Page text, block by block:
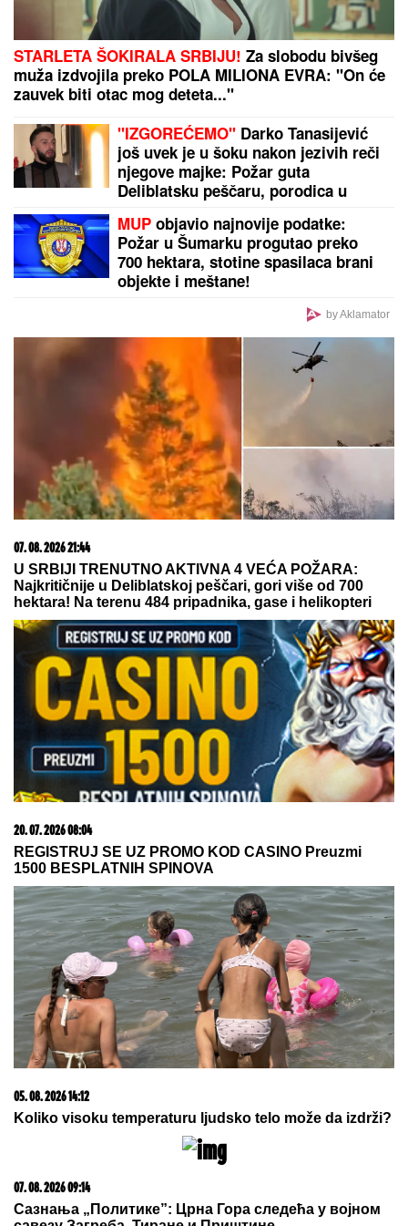
STARLETA ŠOKIRALA SRBIJU! Za slobodu bivšeg
muža izdvojila preko POLA MILIONA EVRA: "On će
zauvek biti otac mog deteta..."
"IZGOREĆEMO" Darko Tanasijević
još uvek je u šoku nakon jezivih reči
njegove majke: Požar guta
Deliblatsku peščaru, porodica u
stihijom
MUP objavio najnovije podatke:
Požar u Šumarku progutao preko
700 hektara, stotine spasilaca brani
objekte i meštane!
by Aklamator
07. 08. 2026 21:44
U SRBIJI TRENUTNO AKTIVNA 4 VEĆA POŽARA:
Najkritičnije u Deliblatskoj peščari, gori više od 700
hektara! Na terenu 484 pripadnika, gase i helikopteri
20. 07. 2026 08:04
REGISTRUJ SE UZ PROMO KOD CASINO Preuzmi
1500 BESPLATNIH SPINOVA
05. 08. 2026 14:12
Koliko visoku temperaturu ljudsko telo može da izdrži?
07. 08. 2026 09:14
Сазнања „Политике”: Црна Гора следећа у војном